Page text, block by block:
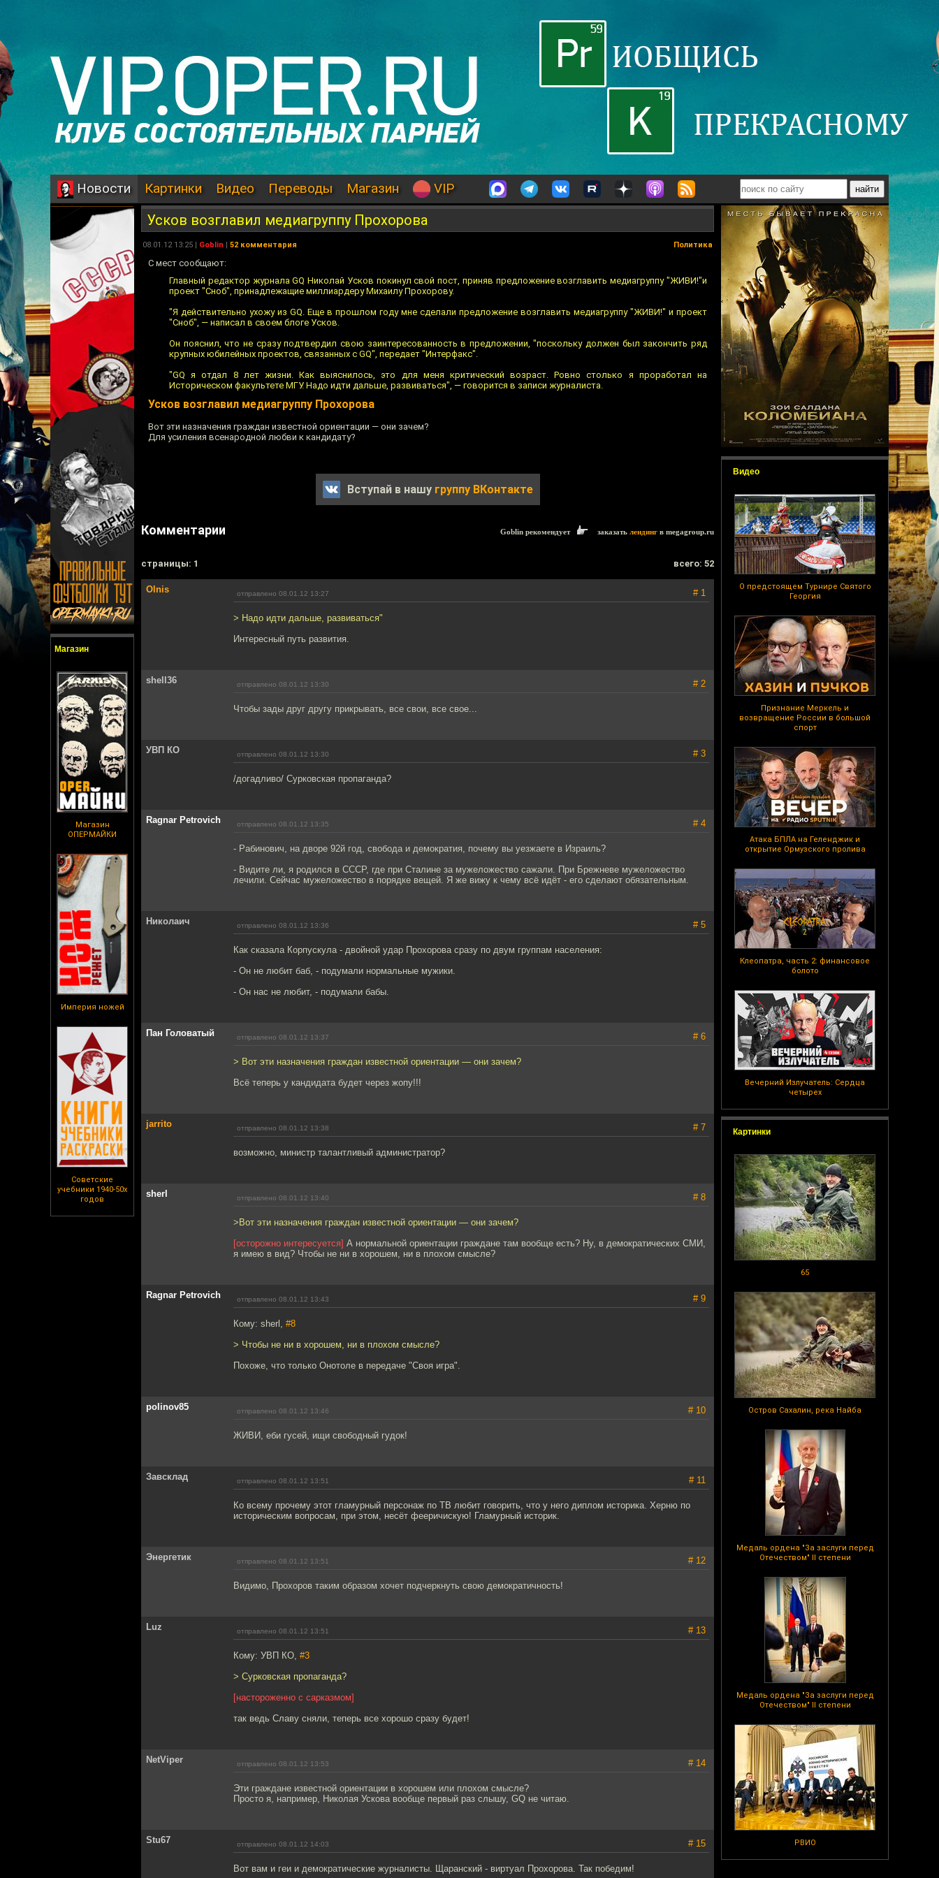
Новости Картинки Видео Переводы Магазин VIP
Магазин
Магазин
ОПЕРМАЙКИ
Империя ножей
Советские
учебники 1940-50х
годов
Видео
О предстоящем Турнире Святого
Георгия
Признание Меркель и
возвращение России в большой
спорт
Атака БПЛА на Геленджик и
открытие Ормузского пролива
Клеопатра, часть 2: финансовое
болото
Вечерний Излучатель: Сердца
четырех
Картинки
65
Остров Сахалин, река Найба
Медаль ордена "За заслуги перед
Отечеством" II степени
Медаль ордена "За заслуги перед
Отечеством" II степени
РВИО
Усков возглавил медиагруппу Прохорова
08.01.12 13:25 | Goblin | 52 комментария Политика
С мест сообщают:
Главный редактор журнала GQ Николай Усков покинул свой пост, приняв предложение возглавить медиагруппу "ЖИВИ!"и
проект "Сноб", принадлежащие миллиардеру Михаилу Прохорову.
"Я действительно ухожу из GQ. Еще в прошлом году мне сделали предложение возглавить медиагруппу "ЖИВИ!" и проект
"Сноб", — написал в своем блоге Усков.
Он пояснил, что не сразу подтвердил свою заинтересованность в предложении, "поскольку должен был закончить ряд
крупных юбилейных проектов, связанных с GQ", передает "Интерфакс".
"GQ я отдал 8 лет жизни. Как выяснилось, это для меня критический возраст. Ровно столько я проработал на
Историческом факультете МГУ. Надо идти дальше, развиваться", — говорится в записи журналиста.
Усков возглавил медиагруппу Прохорова
Вот эти назначения граждан известной ориентации — они зачем?
Для усиления всенародной любви к кандидату?
Вступай в нашу группу ВКонтакте
Комментарии Goblin рекомендует заказать лендинг в megagroup.ru
cтраницы: 1 всего: 52
Olnis отправлено 08.01.12 13:27 # 1
> Надо идти дальше, развиваться"
Интересный путь развития.
shell36 отправлено 08.01.12 13:30 # 2
Чтобы зады друг другу прикрывать, все свои, все свое...
УВП КО отправлено 08.01.12 13:30 # 3
/догадливо/ Сурковская пропаганда?
Ragnar Petrovich отправлено 08.01.12 13:35 # 4
- Рабинович, на дворе 92й год, свобода и демократия, почему вы уезжаете в Израиль?
- Видите ли, я родился в СССР, где при Сталине за мужеложество сажали. При Брежневе мужеложество
лечили. Сейчас мужеложество в порядке вещей. Я же вижу к чему всё идёт - его сделают обязательным.
Николаич отправлено 08.01.12 13:36 # 5
Как сказала Корпускула - двойной удар Прохорова сразу по двум группам населения:
- Он не любит баб, - подумали нормальные мужики.
- Он нас не любит, - подумали бабы.
Пан Головатый отправлено 08.01.12 13:37 # 6
> Вот эти назначения граждан известной ориентации — они зачем?
Всё теперь у кандидата будет через жопу!!!
jarrito отправлено 08.01.12 13:38 # 7
возможно, министр талантливый администратор?
sherl отправлено 08.01.12 13:40 # 8
>Вот эти назначения граждан известной ориентации — они зачем?
[осторожно интересуется] А нормальной ориентации граждане там вообще есть? Ну, в демократических СМИ,
я имею в вид? Чтобы не ни в хорошем, ни в плохом смысле?
Ragnar Petrovich отправлено 08.01.12 13:43 # 9
Кому: sherl, #8
> Чтобы не ни в хорошем, ни в плохом смысле?
Похоже, что только Онотоле в передаче "Своя игра".
polinov85 отправлено 08.01.12 13:46 # 10
ЖИВИ, еби гусей, ищи свободный гудок!
Завсклад отправлено 08.01.12 13:51 # 11
Ко всему прочему этот гламурный персонаж по ТВ любит говорить, что у него диплом историка. Херню по
историческим вопросам, при этом, несёт фееричискую! Гламурный историк.
Энергетик отправлено 08.01.12 13:51 # 12
Видимо, Прохоров таким образом хочет подчеркнуть свою демократичность!
Luz отправлено 08.01.12 13:51 # 13
Кому: УВП КО, #3
> Сурковская пропаганда?
[настороженно с сарказмом]
так ведь Славу сняли, теперь все хорошо сразу будет!
NetViper отправлено 08.01.12 13:53 # 14
Эти граждане известной ориентации в хорошем или плохом смысле?
Просто я, например, Николая Ускова вообще первый раз слышу, GQ не читаю.
Stu67 отправлено 08.01.12 14:03 # 15
Вот вам и геи и демократические журналисты. Щаранский - виртуал Прохорова. Так победим!